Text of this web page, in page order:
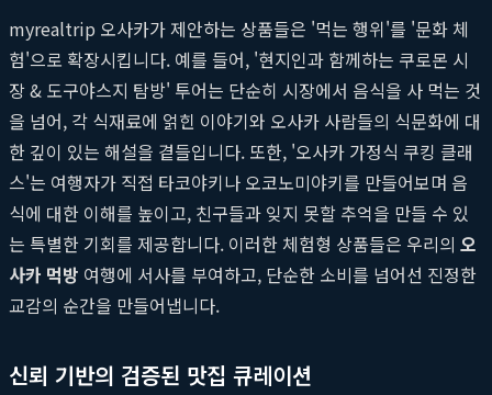
myrealtrip 오사카가 제안하는 상품들은 '먹는 행위'를 '문화 체
험'으로 확장시킵니다. 예를 들어, '현지인과 함께하는 쿠로몬 시
장 & 도구야스지 탐방' 투어는 단순히 시장에서 음식을 사 먹는 것
을 넘어, 각 식재료에 얽힌 이야기와 오사카 사람들의 식문화에 대
한 깊이 있는 해설을 곁들입니다. 또한, '오사카 가정식 쿠킹 클래
스'는 여행자가 직접 타코야키나 오코노미야키를 만들어보며 음
식에 대한 이해를 높이고, 친구들과 잊지 못할 추억을 만들 수 있
는 특별한 기회를 제공합니다. 이러한 체험형 상품들은 우리의 오
사카 먹방 여행에 서사를 부여하고, 단순한 소비를 넘어선 진정한
교감의 순간을 만들어냅니다.
신뢰 기반의 검증된 맛집 큐레이션